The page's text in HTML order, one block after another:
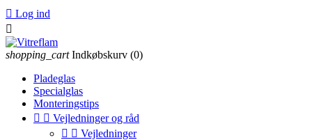
 Log ind

shopping_cart Indkøbskurv (0)
Pladeglas
Specialglas
Monteringstips
  Vejledninger og råd
  Vejledninger